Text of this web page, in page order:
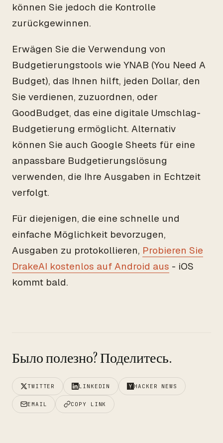
können Sie jedoch die Kontrolle
zurückgewinnen.
Erwägen Sie die Verwendung von
Budgetierungstools wie YNAB (You Need A
Budget), das Ihnen hilft, jeden Dollar, den
Sie verdienen, zuzuordnen, oder
GoodBudget, das eine digitale Umschlag-
Budgetierung ermöglicht. Alternativ
können Sie auch Google Sheets für eine
anpassbare Budgetierungslösung
verwenden, die Ihre Ausgaben in Echtzeit
verfolgt.
Für diejenigen, die eine schnelle und
einfache Möglichkeit bevorzugen,
Ausgaben zu protokollieren, Probieren Sie
DrakeAI kostenlos auf Android aus - iOS
kommt bald.
Было полезно? Поделитесь.
TWITTER LINKEDIN HACKER NEWS
EMAIL COPY LINK